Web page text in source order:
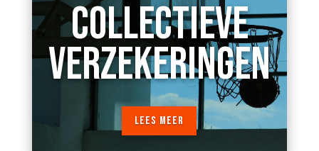
COLLECTIEVE
VERZEKERINGEN
LEES MEER